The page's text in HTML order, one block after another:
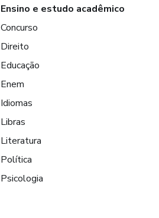
Ensino e estudo acadêmico
Concurso
Direito
Educação
Enem
Idiomas
Libras
Literatura
Política
Psicologia